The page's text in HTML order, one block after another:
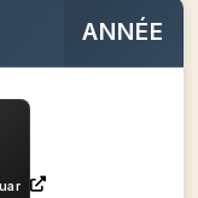
ANNÉE